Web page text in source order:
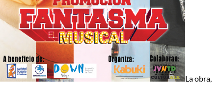
La obra,